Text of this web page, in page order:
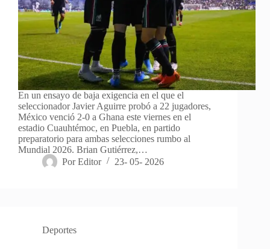
En un ensayo de baja exigencia en el que el
seleccionador Javier Aguirre probó a 22 jugadores,
México venció 2-0 a Ghana este viernes en el
estadio Cuauhtémoc, en Puebla, en partido
preparatorio para ambas selecciones rumbo al
Mundial 2026. Brian Gutiérrez,…
Por Editor 23- 05- 2026
Deportes